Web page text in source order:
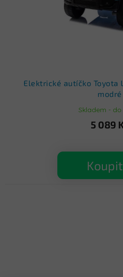
Elektrické autíčko Toyota
modré
Skladem - do
5 089
Koupit